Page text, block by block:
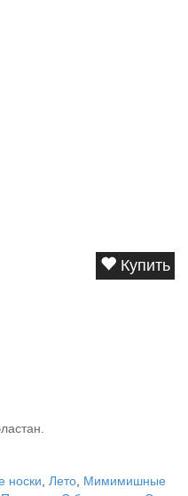
Купить
носки Лето Мимимишные